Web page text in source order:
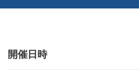
開催日時